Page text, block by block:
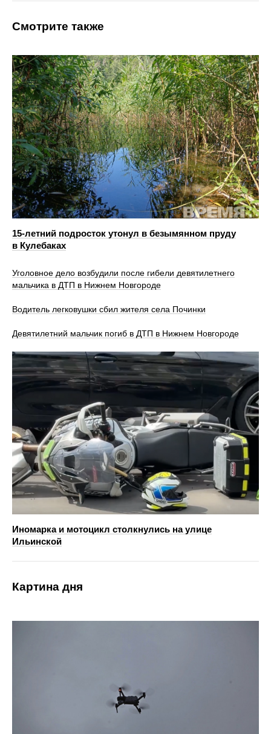
Смотрите также
15-летний подросток утонул в безымянном пруду
в Кулебаках
Уголовное дело возбудили после гибели девятилетнего
мальчика в ДТП в Нижнем Новгороде
Водитель легковушки сбил жителя села Починки
Девятилетний мальчик погиб в ДТП в Нижнем Новгороде
Иномарка и мотоцикл столкнулись на улице
Ильинской
Картина дня